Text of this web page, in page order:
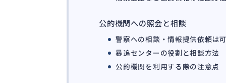
公的機関への照会と相談
警察への相談・情報提供依頼は
暴追センターの役割と相談方法
公的機関を利用する際の注意点